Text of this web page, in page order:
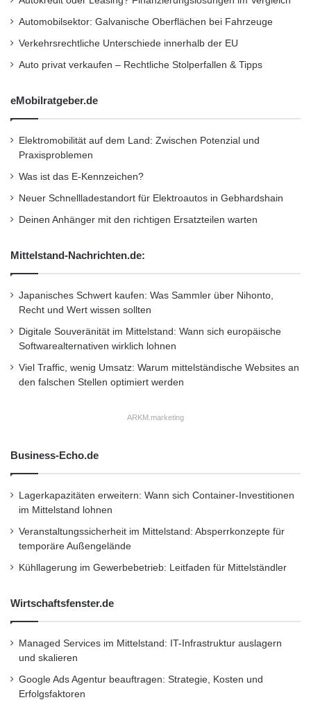
Entspannt schlafen können Besitzer eines
Energieeffizienzhauses. Mit einer
ökologischen und wertbeständigen
kommenden Generationen eine
lebenslange Sicherheit. (Foto:
epr/Fingerhut Haus)
Unternehmensmeldungen
Wirtschaftsnachrichten
Automobilsektor: Galvanische Oberflächen bei Fahrzeuge
Verkehrsrechtliche Unterschiede innerhalb der EU
Auto privat verkaufen – Rechtliche Stolperfallen & Tipps
eMobilratgeber.de
Elektromobilität auf dem Land: Zwischen Potenzial und
Praxisproblemen
Was ist das E-Kennzeichen?
Neuer Schnellladestandort für Elektroautos in Gebhardshain
Deinen Anhänger mit den richtigen Ersatzteilen warten
Mittelstand-Nachrichten.de:
Japanisches Schwert kaufen: Was Sammler über Nihonto,
Recht und Wert wissen sollten
Digitale Souveränität im Mittelstand: Wann sich europäische
Softwarealternativen wirklich lohnen
Viel Traffic, wenig Umsatz: Warum mittelständische Websites an
den falschen Stellen optimiert werden
ARKM.marketing
Business-Echo.de
Lagerkapazitäten erweitern: Wann sich Container-Investitionen
im Mittelstand lohnen
Veranstaltungssicherheit im Mittelstand: Absperrkonzepte für
temporäre Außengelände
Kühllagerung im Gewerbebetrieb: Leitfaden für Mittelständler
Wirtschaftsfenster.de
Managed Services im Mittelstand: IT-Infrastruktur auslagern
und skalieren
Google Ads Agentur beauftragen: Strategie, Kosten und
Erfolgsfaktoren